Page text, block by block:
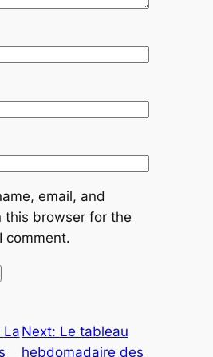
email, and
this browser for the
comment.
La Next: Le tableau
hebdomadaire des